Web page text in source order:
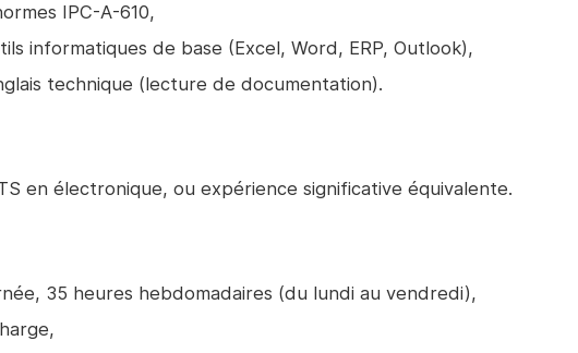
IPC-A-610,
informatiques de base (Excel, Word, ERP, Outlook),
technique (lecture de documentation).
en électronique, ou expérience significative équivalente.
35 heures hebdomadaires (du lundi au vendredi),